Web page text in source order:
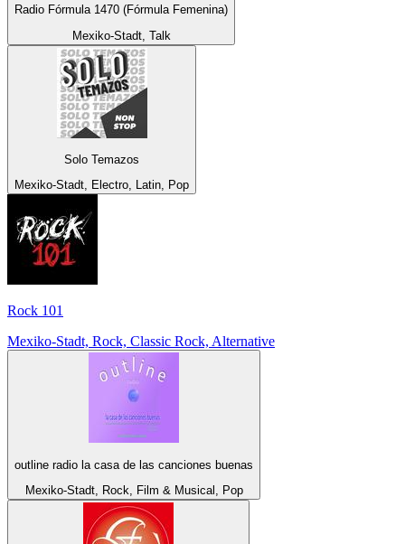
Radio Fórmula 1470 (Fórmula Femenina)
Mexiko-Stadt, Talk
Solo Temazos
Mexiko-Stadt, Electro, Latin, Pop
Rock 101
Mexiko-Stadt, Rock, Classic Rock, Alternative
outline radio la casa de las canciones buenas
Mexiko-Stadt, Rock, Film & Musical, Pop